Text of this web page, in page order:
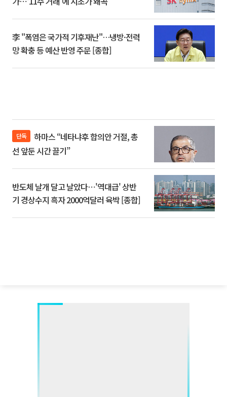
李 "폭염은 국가적 기후재난"…냉방·전력
망 확충 등 예산 반영 주문 [종합]
단독
선 앞둔 시간 끌기”
반도체 날개 달고 날았다⋯'역대급' 상반
기 경상수지 흑자 2000억달러 육박 [종합]